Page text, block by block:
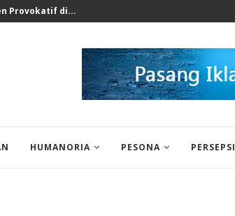
Swasta...
HUMANORIA PESONA PERSEPSI